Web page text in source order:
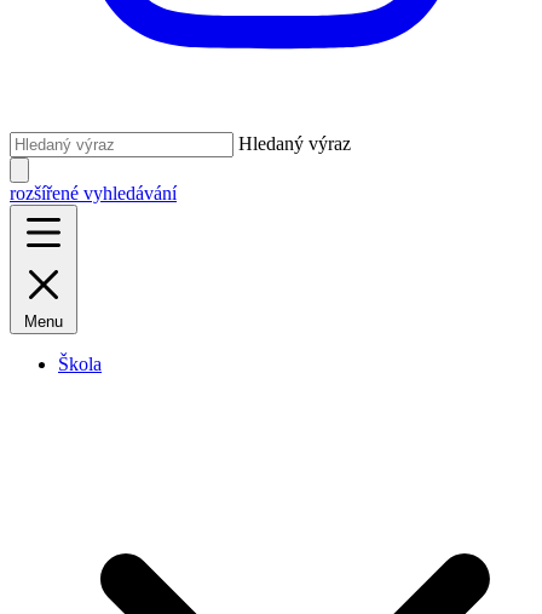
Hledaný výraz
rozšířené vyhledávání
Menu
Škola